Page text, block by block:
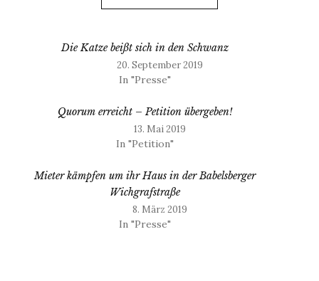
Die Katze beißt sich in den Schwanz
20. September 2019
In "Presse"
Quorum erreicht – Petition übergeben!
13. Mai 2019
In "Petition"
Mieter kämpfen um ihr Haus in der Babelsberger
Wichgrafstraße
8. März 2019
In "Presse"